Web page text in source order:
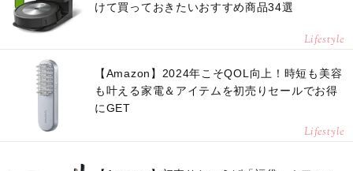
けて買っておきたいおすすめ商品34選
Lifestyle
【Amazon】2024年こそQOL向上！時短も美容
も叶える家電＆アイテムを初売りセールでお得
にGET
Lifestyle